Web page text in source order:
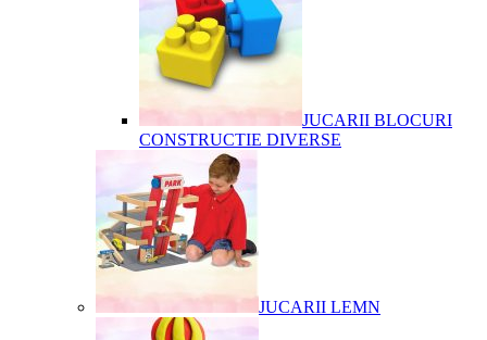
JUCARII BLOCURI
CONSTRUCTIE DIVERSE
JUCARII LEMN